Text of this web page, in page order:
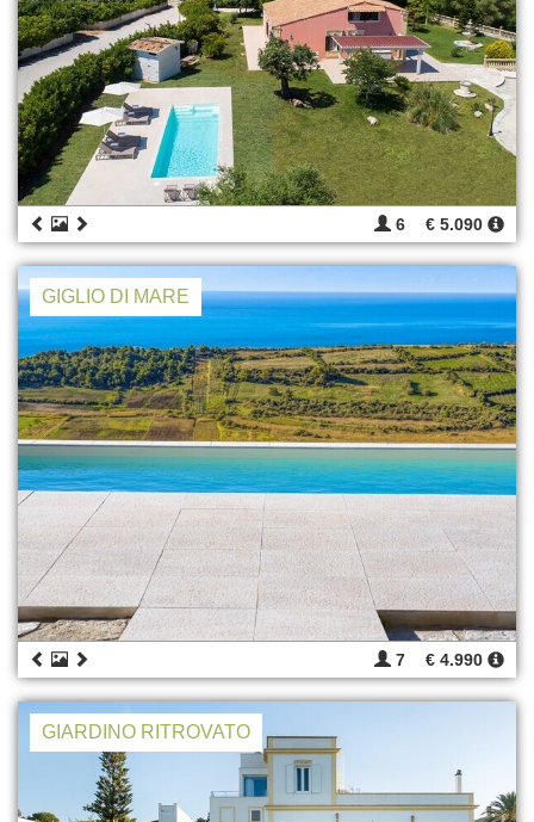
6 € 5.090
GIGLIO DI MARE
7 € 4.990
GIARDINO RITROVATO